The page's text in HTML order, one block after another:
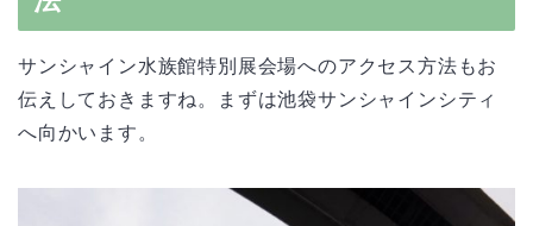
サンシャイン水族館特別展会場へのアクセス方法もお
伝えしておきますね。まずは池袋サンシャインシティ
へ向かいます。